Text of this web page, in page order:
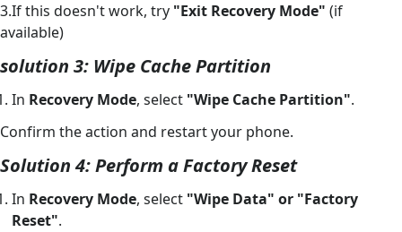
3.If this doesn't work, try "Exit Recovery Mode" (if
available)
solution 3: Wipe Cache Partition
In Recovery Mode, select "Wipe Cache Partition".
Confirm the action and restart your phone.
Solution 4: Perform a Factory Reset
In Recovery Mode, select "Wipe Data" or "Factory
Reset".